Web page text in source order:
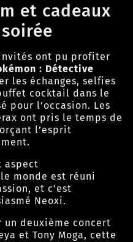
et cadeaux
ont pu profiter
: Détective
les échanges, selfies
cocktail dans le
pour l’occasion. Les
ont pris le temps de
l’esprit
aspect
monde est réuni
et c’est
Neoxi.
un deuxième concert
et Tony Moga, cette